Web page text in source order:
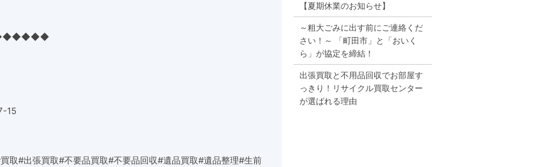
15
買取#出張買取#不要品買取#不要品回収#遺品買取#遺品整理#生前
【夏期休業のお知らせ】
～粗大ごみに出す前にご連絡くだ
さい！～ 「町田市」と「おいく
ら」が協定を締結！
出張買取と不用品回収でお部屋す
っきり！リサイクル買取センター
が選ばれる理由